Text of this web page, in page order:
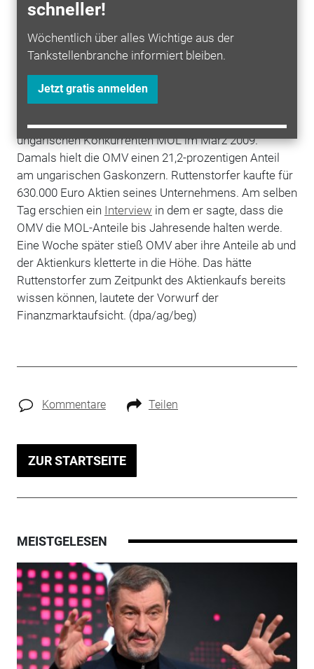
schneller!
Wöchentlich über alles Wichtige aus der
Tankstellenbranche informiert bleiben.
Jetzt gratis anmelden
Alleiniger Grund war nach Ansicht der Gerichts das
langfristige Vergütungsprogramm für Vorstände
gewesen, das am Kauftag fixiert wurde. Staatsanwalt
Urteildes Straflandesgerichts Wien eingelegt.
HintergrundIn dem Fall geht es um einen Aktienkauf
Ruttenstorfers kurz vor dem Ausstieg der OMV beim
ungarischen Konkurrenten MOL im März 2009.
Damals hielt die OMV einen 21,2-prozentigen Anteil
am ungarischen Gaskonzern. Ruttenstorfer kaufte für
630.000 Euro Aktien seines Unternehmens. Am selben
Tag erschien ein Interview in dem er sagte, dass die
OMV die MOL-Anteile bis Jahresende halten werde.
Eine Woche später stieß OMV aber ihre Anteile ab und
der Aktienkurs kletterte in die Höhe. Das hätte
Ruttenstorfer zum Zeitpunkt des Aktienkaufs bereits
wissen können, lautete der Vorwurf der
Finanzmarktaufsicht. (dpa/ag/beg)
Kommentare Teilen
ZUR STARTSEITE
MEISTGELESEN